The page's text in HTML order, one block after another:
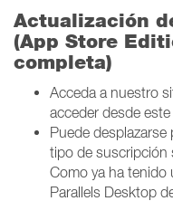
Actualización
(App Store
completa)
Acceda a nuestro
acceder desde este
Puede
tipo de suscripción
Como ya ha tenido
Parallels Desktop